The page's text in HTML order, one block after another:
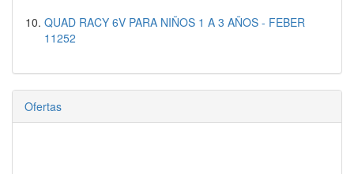
QUAD RACY 6V PARA NIÑOS 1 A 3 AÑOS - FEBER
11252
Ofertas